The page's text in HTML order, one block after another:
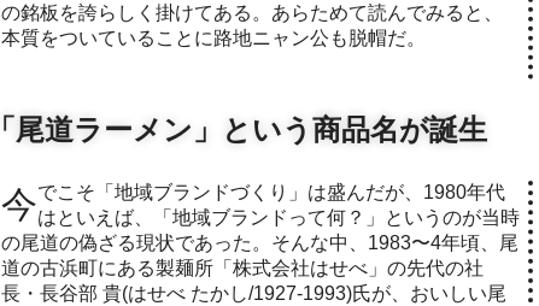
の銘板を誇らしく掛けてある。あらためて読んでみると、
本質をついていることに路地ニャン公も脱帽だ。
「尾道ラーメン」という商品名が誕生
今でこそ「地域ブランドづくり」は盛んだが、1980年代はといえば、「地域ブランドって何？」というのが当時
の尾道の偽ざる現状であった。そんな中、1983〜4年頃、尾
道の古浜町にある製麺所「株式会社はせべ」の先代の社
長・長谷部 貴(はせべ たかし/1927-1993)氏が、おいしい尾